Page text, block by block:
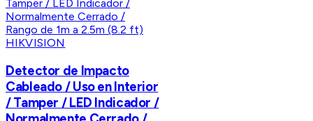
HIKVISION
Detector de Impacto
Cableado / Uso en Interior
/ Tamper / LED Indicador /